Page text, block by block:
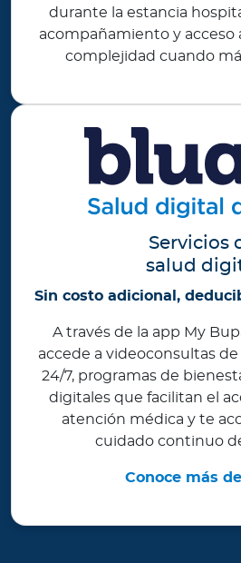
durante la estancia
acompañamiento y acceso
complejidad cuando
Servicios
salud
Sin costo adicional,
A través de la app My
accede a videoconsultas de
24/7, programas de
digitales que facilitan el
atención médica y te
cuidado continuo
Conoce más